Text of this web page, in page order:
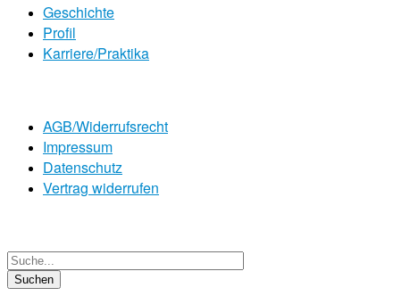
Geschichte
Profil
Karriere/Praktika
AGB/Widerrufsrecht
Impressum
Datenschutz
Vertrag widerrufen